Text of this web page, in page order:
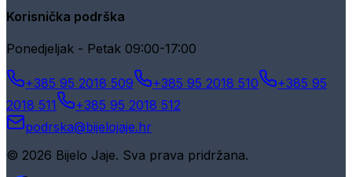
Korisnička podrška
Ponedjeljak - Petak 09:00-17:00
+385 95 2018 509 +385 95 2018 510
+385 95
2018 511
+385 95 2018 512
podrska@bijelojaje.hr
© 2026 Bijelo Jaje. Sva prava pridržana.